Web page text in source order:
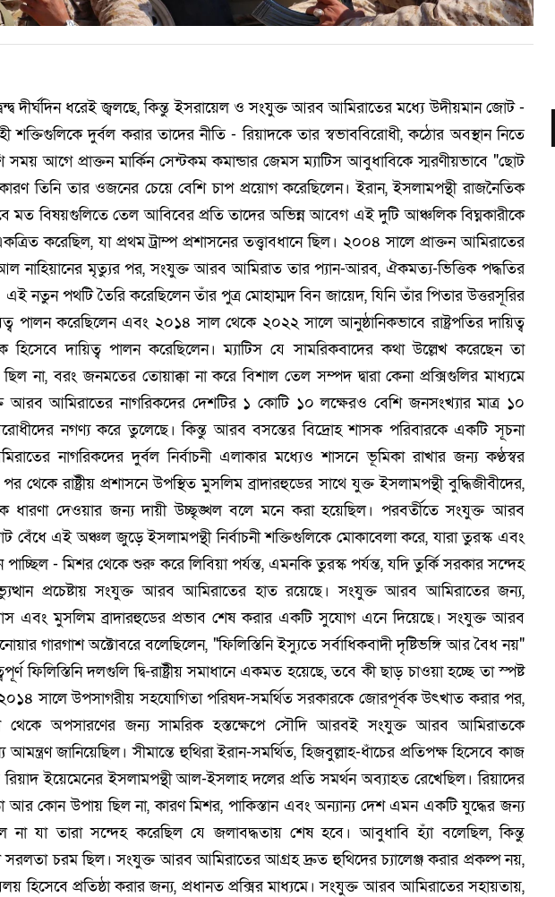
দীর্ঘদিন ধরেই জ্বলছে, কিন্তু ইসরায়েল ও সংযুক্ত আরব আমিরাতের মধ্যে উদীয়মান জোট -
দুর্বল করার তাদের নীতি - রিয়াদকে তার স্বভাববিরোধী, কঠোর অবস্থান নিতে
আগে প্রাক্তন মার্কিন সেন্টকম কমান্ডার জেমস ম্যাটিস আবুধাবিকে স্মরণীয়ভাবে "ছোট
কারণ তিনি তার ওজনের চেয়ে বেশি চাপ প্রয়োগ করেছিলেন। ইরান, ইসলামপন্থী রাজনৈতিক
মত বিষয়গুলিতে তেল আবিবের প্রতি তাদের অভিন্ন আবেগ এই দুটি আঞ্চলিক বিঘ্নকারীকে
করেছিল, যা প্রথম ট্রাম্প প্রশাসনের তত্ত্বাবধানে ছিল। ২০০৪ সালে প্রাক্তন আমিরাতের
নাহিয়ানের মৃত্যুর পর, সংযুক্ত আরব আমিরাত তার প্যান-আরব, ঐকমত্য-ভিত্তিক পদ্ধতির
নতুন পথটি তৈরি করেছিলেন তাঁর পুত্র মোহাম্মদ বিন জায়েদ, যিনি তাঁর পিতার উত্তরসূরির
পালন করেছিলেন এবং ২০১৪ সাল থেকে ২০২২ সালে আনুষ্ঠানিকভাবে রাষ্ট্রপতির দায়িত্ব
হিসেবে দায়িত্ব পালন করেছিলেন। ম্যাটিস যে সামরিকবাদের কথা উল্লেখ করেছেন তা
ছিল না, বরং জনমতের তোয়াক্কা না করে বিশাল তেল সম্পদ দ্বারা কেনা প্রক্সিগুলির মাধ্যমে
আরব আমিরাতের নাগরিকদের দেশটির ১ কোটি ১০ লক্ষেরও বেশি জনসংখ্যার মাত্র ১০
নগণ্য করে তুলেছে। কিন্তু আরব বসন্তের বিদ্রোহ শাসক পরিবারকে একটি সূচনা
নাগরিকদের দুর্বল নির্বাচনী এলাকার মধ্যেও শাসনে ভূমিকা রাখার জন্য কণ্ঠস্বর
থেকে রাষ্ট্রীয় প্রশাসনে উপস্থিত মুসলিম ব্রাদারহুডের সাথে যুক্ত ইসলামপন্থী বুদ্ধিজীবীদের,
ধারণা দেওয়ার জন্য দায়ী উচ্ছৃঙ্খল বলে মনে করা হয়েছিল। পরবর্তীতে সংযুক্ত আরব
এই অঞ্চল জুড়ে ইসলামপন্থী নির্বাচনী শক্তিগুলিকে মোকাবেলা করে, যারা তুরস্ক এবং
পাচ্ছিল - মিশর থেকে শুরু করে লিবিয়া পর্যন্ত, এমনকি তুরস্ক পর্যন্ত, যদি তুর্কি সরকার সন্দেহ
প্রচেষ্টায় সংযুক্ত আরব আমিরাতের হাত রয়েছে। সংযুক্ত আরব আমিরাতের জন্য,
এবং মুসলিম ব্রাদারহুডের প্রভাব শেষ করার একটি সুযোগ এনে দিয়েছে। সংযুক্ত আরব
গারগাশ অক্টোবরে বলেছিলেন, "ফিলিস্তিনি ইস্যুতে সর্বাধিকবাদী দৃষ্টিভঙ্গি আর বৈধ নয়"
ফিলিস্তিনি দলগুলি দ্বি-রাষ্ট্রীয় সমাধানে একমত হয়েছে, তবে কী ছাড় চাওয়া হচ্ছে তা স্পষ্ট
২০১৪ সালে উপসাগরীয় সহযোগিতা পরিষদ-সমর্থিত সরকারকে জোরপূর্বক উৎখাত করার পর,
থেকে অপসারণের জন্য সামরিক হস্তক্ষেপে সৌদি আরবই সংযুক্ত আরব আমিরাতকে
জানিয়েছিল। সীমান্তে হুথিরা ইরান-সমর্থিত, হিজবুল্লাহ-ধাঁচের প্রতিপক্ষ হিসেবে কাজ
ইয়েমেনের ইসলামপন্থী আল-ইসলাহ দলের প্রতি সমর্থন অব্যাহত রেখেছিল। রিয়াদের
আর কোন উপায় ছিল না, কারণ মিশর, পাকিস্তান এবং অন্যান্য দেশ এমন একটি যুদ্ধের জন্য
যা তারা সন্দেহ করেছিল যে জলাবদ্ধতায় শেষ হবে। আবুধাবি হ্যাঁ বলেছিল, কিন্তু
সরলতা চরম ছিল। সংযুক্ত আরব আমিরাতের আগ্রহ দ্রুত হুথিদের চ্যালেঞ্জ করার প্রকল্প নয়,
হিসেবে প্রতিষ্ঠা করার জন্য, প্রধানত প্রক্সির মাধ্যমে। সংযুক্ত আরব আমিরাতের সহায়তায়,